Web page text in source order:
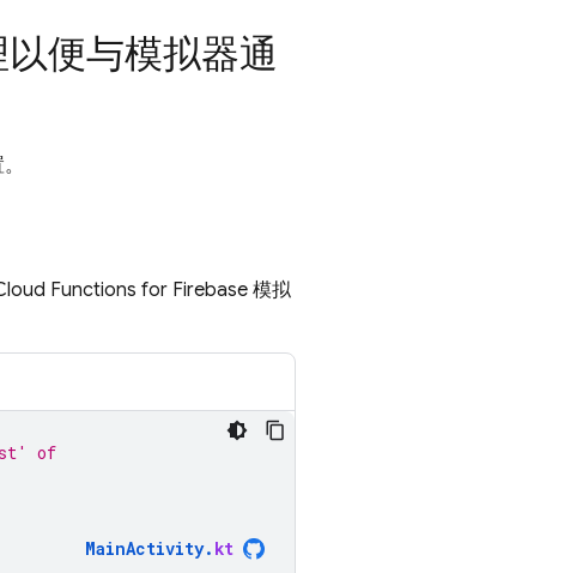
便与模拟器通
Functions for Firebase 模拟
of
MainActivity. kt